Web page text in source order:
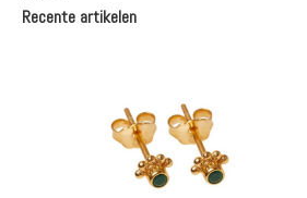
Recente artikelen